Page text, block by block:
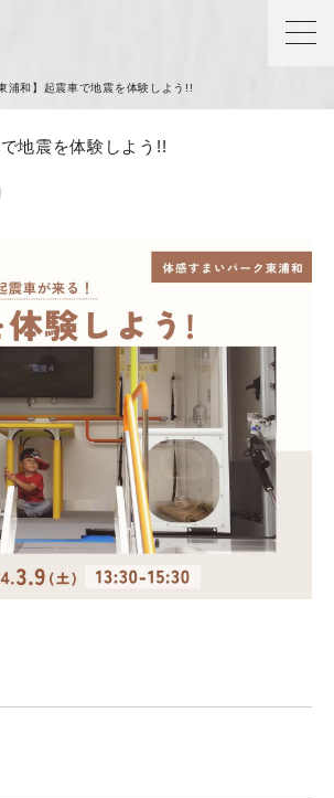
東浦和】起震車で地震を体験しよう!!
地震を体験しよう!!